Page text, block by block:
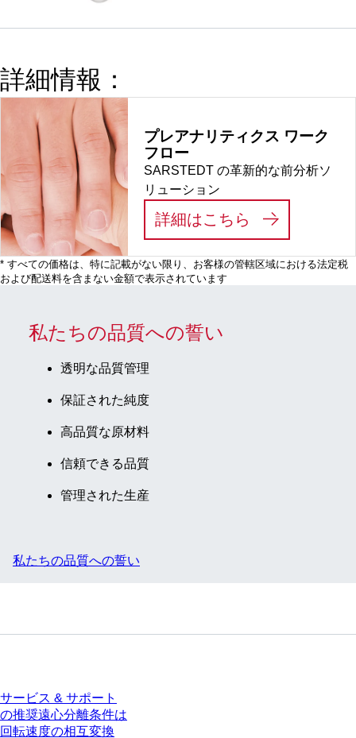
16.5 mm,
ジャー：
500 個/袋
詳細情報：
プレアナリティクス ワーク
フロー
SARSTEDT の革新的な前分析ソ
リューション
詳細はこちら プレアナリ
* すべての価格は、特に記載がない限り、お客様の管轄区域における法定税
および配送料を含まない金額で表示されています
私たちの品質への誓い
透明な品質管理
保証された純度
高品質な原材料
信頼できる品質
管理された生産
私たちの品質への誓い
サービス & サポート
の推奨遠心分離条件は
回転速度の相互変換